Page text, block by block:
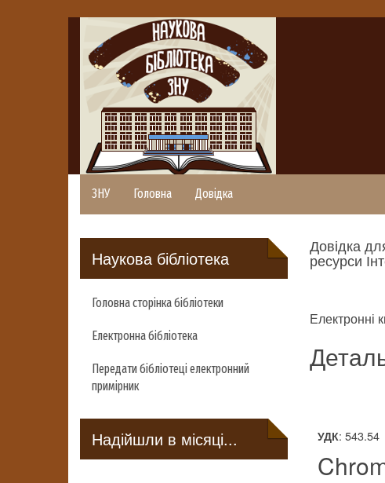
ЗНУ Головна Довідка
Наукова бібліотека
Головна сторінка бібліотеки
Електронна бібліотека
Передати бібліотеці електронний
примірник
Надійшли в місяці...
Довідка
ресурси
Електронні
УДК: 543.54